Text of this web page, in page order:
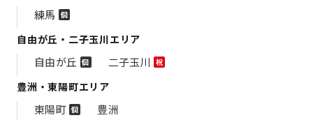
練馬 個
自由が丘・二子玉川エリア
自由が丘 個 二子玉川 祝
豊洲・東陽町エリア
東陽町 個
豊洲